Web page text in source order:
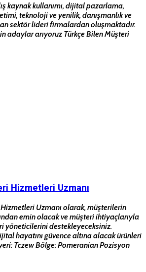
kaynak kullanımı, dijital pazarlama,
teknoloji ve yenilik, danışmanlık ve
sektör lideri firmalardan oluşmaktadır.
adaylar arıyoruz Türkçe Bilen Müşteri
Hizmetleri Uzmanı
Uzmanı olarak, müşterilerin
emin olacak ve müşteri ihtiyaçlarıyla
yöneticilerini destekleyeceksiniz.
hayatını güvence altına alacak ürünleri
Tczew Bölge: Pomeranian Pozisyon